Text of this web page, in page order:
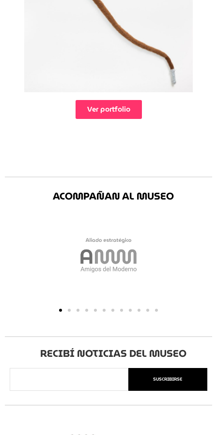
Ver portfolio
ACOMPAÑAN AL MUSEO
RECIBÍ NOTICIAS DEL MUSEO
SUSCRIBIRSE